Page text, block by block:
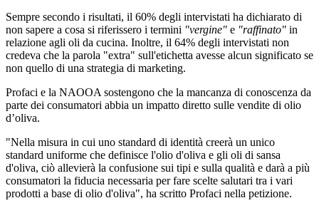
Sempre secondo i risultati, il 60% degli intervistati ha dichiarato di
non sapere a cosa si riferissero i termini "vergine" e "raffinato" in
relazione agli oli da cucina. Inoltre, il 64% degli intervistati non
credeva che la parola "extra" sull'etichetta avesse alcun significato se
non quello di una strategia di marketing.
Profaci e la NAOOA sostengono che la mancanza di conoscenza da
parte dei consumatori abbia un impatto diretto sulle vendite di olio
d’oliva.
"Nella misura in cui uno standard di identità creerà un unico
standard uniforme che definisce l'olio d'oliva e gli oli di sansa
d'oliva, ciò allevierà la confusione sui tipi e sulla qualità e darà a più
consumatori la fiducia necessaria per fare scelte salutari tra i vari
prodotti a base di olio d'oliva", ha scritto Profaci nella petizione.